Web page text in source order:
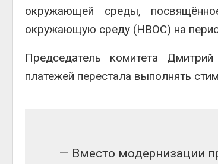
окружающей среды,
окружающую среду (НВОС) на
Председатель комитета
платежей перестала выполнять
— Вместо модернизации
Авг 6, 2026